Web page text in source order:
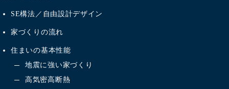
SE構法／自由設計デザイン
家づくりの流れ
住まいの基本性能
地震に強い家づくり
高気密高断熱